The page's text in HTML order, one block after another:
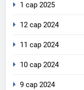
1 сар 2025
12 сар 2024
11 сар 2024
10 сар 2024
9 сар 2024